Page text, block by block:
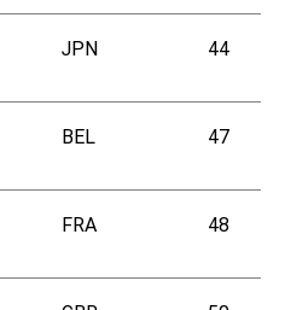
JPN 44
BEL 47
FRA 48